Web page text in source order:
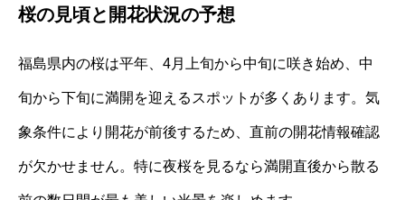
桜の見頃と開花状況の予想
福島県内の桜は平年、4月上旬から中旬に咲き始め、中
旬から下旬に満開を迎えるスポットが多くあります。気
象条件により開花が前後するため、直前の開花情報確認
が欠かせません。特に夜桜を見るなら満開直後から散る